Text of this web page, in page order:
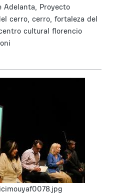
Adelanta, Proyecto
cerro, cerro, fortaleza del
cultural florencio